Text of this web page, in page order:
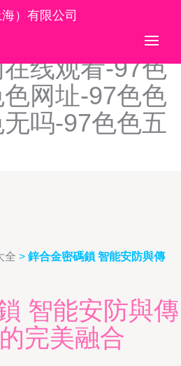
色色网网友自
页-97色色网在
线观看-97色
网址-97色色
吗-97色色五
）有限公司
全 > 鋅合金密碼鎖 智能安防與傳
智能安防與傳
完美融合